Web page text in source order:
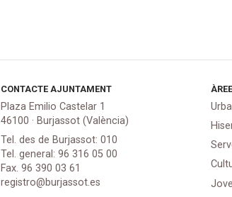
CONTACTE AJUNTAMENT
Plaza Emilio Castelar 1
46100 · Burjassot (València)
Tel. des de Burjassot: 010
Tel. general: 96 316 05 00
Fax. 96 390 03 61
registro@burjassot.es